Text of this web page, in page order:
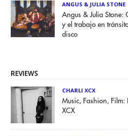
ANGUS & JULIA STONE
Angus & Julia Stone:
y el trabajo en
disco
REVIEWS
CHARLI XCX
Music, Fashion,
XCX